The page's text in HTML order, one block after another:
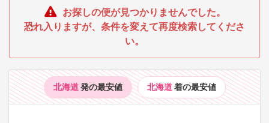
お探しの便が見つかりませんでした。
恐れ入りますが、条件を変えて再度検索してくださ
い。
北海道 発の最安値 北海道 着の最安値